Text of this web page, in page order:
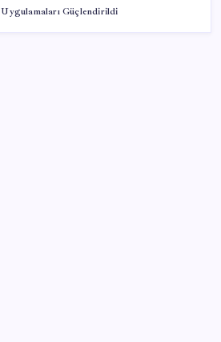
Güçlendirildi